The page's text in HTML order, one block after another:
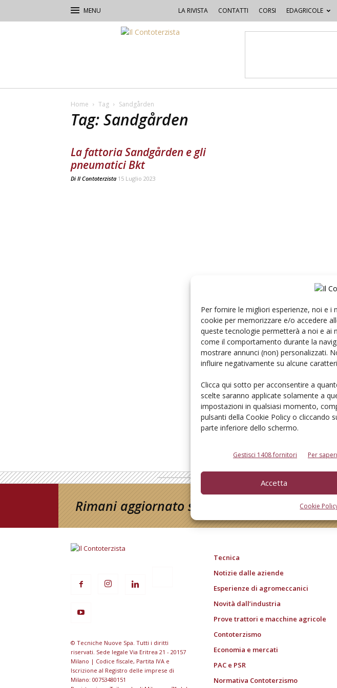
Per fornire le migliori esperienze, noi e
cookie per memorizzare e/o accedere
queste tecnologie permetterà a noi e ai
come il comportamento durante la
mostrare annunci (non) personalizzati.
influire negativamente su alcune
Clicca qui sotto per acconsentire a
scelte saranno applicate solamente a
impostazioni in qualsiasi momento,
pulsanti della Cookie Policy o cliccando
parte inferiore dello schermo.
Gestisci 1408 fornitori Per
Accetta
Cookie
LA RIVISTA CONTATTI CORSI EDAGRICOLE
Home Tag Sandgården
Tag: Sandgården
La fattoria Sandgården e gli
pneumatici Bkt
Di Il Contoterzista 15 Luglio 2023
Rimani aggiornato sul mondo
© Tecniche Nuove Spa. Tutti i diritti
riservati. Sede legale Via Eritrea 21 - 20157
Milano | Codice fiscale, Partita IVA e
Iscrizione al Registro delle imprese di
Milano: 00753480151
Tecnica
Notizie dalle aziende
Esperienze di agromeccanici
Novità dall’industria
Prove trattori e macchine agricole
Contoterzismo
Economia e mercati
PAC e PSR
Normativa Contoterzismo